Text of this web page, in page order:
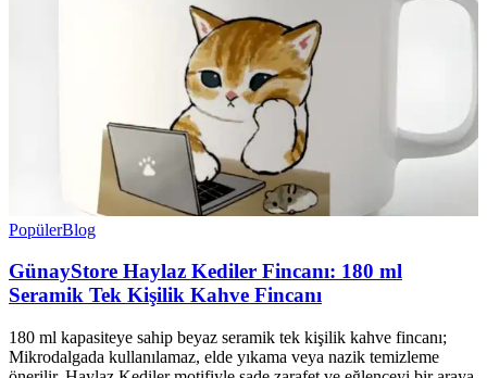
PopülerBlog
GünayStore Haylaz Kediler Fincanı: 180 ml
Seramik Tek Kişilik Kahve Fincanı
180 ml kapasiteye sahip beyaz seramik tek kişilik kahve fincanı;
Mikrodalgada kullanılamaz, elde yıkama veya nazik temizleme